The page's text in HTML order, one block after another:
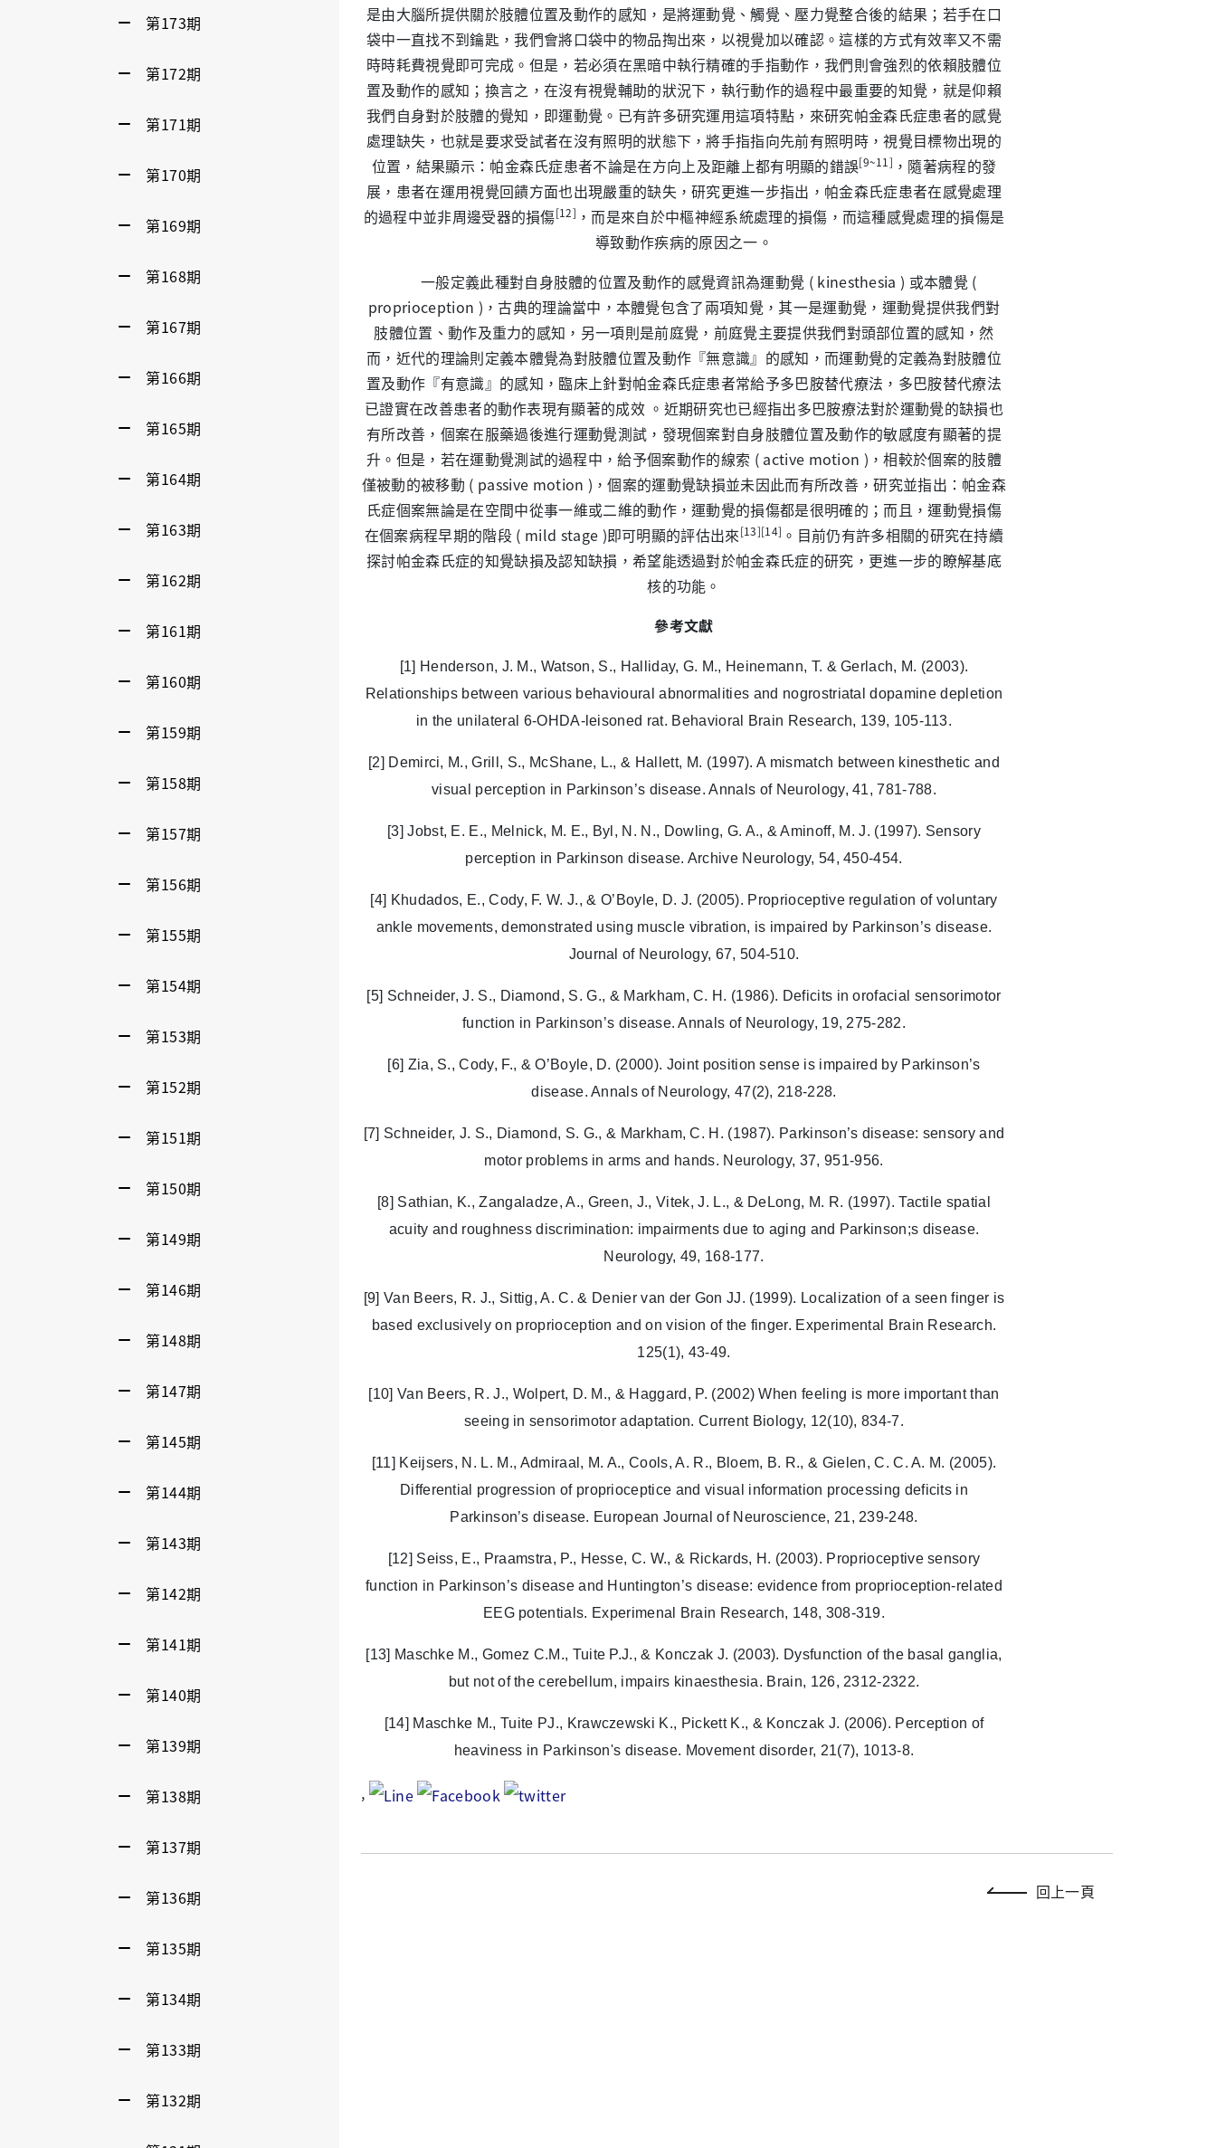
第173期
第172期
第171期
第170期
第169期
第168期
第167期
第166期
第165期
第164期
第163期
第162期
第161期
第160期
第159期
第158期
第157期
第156期
第155期
第154期
第153期
第152期
第151期
第150期
第149期
第146期
第148期
第147期
第145期
第144期
第143期
第142期
第141期
第140期
第139期
第138期
第137期
第136期
第135期
第134期
第133期
第132期
是由大腦所提供關於肢體位置及動作的感知，是將運動覺、觸覺、壓力覺整合後的結果；若手在口
袋中一直找不到鑰匙，我們會將口袋中的物品掏出來，以視覺加以確認。這樣的方式有效率又不需
時時耗費視覺即可完成。但是，若必須在黑暗中執行精確的手指動作，我們則會強烈的依賴肢體位
置及動作的感知；換言之，在沒有視覺輔助的狀況下，執行動作的過程中最重要的知覺，就是仰賴
我們自身對於肢體的覺知，即運動覺。已有許多研究運用這項特點，來研究帕金森氏症患者的感覺
處理缺失，也就是要求受試者在沒有照明的狀態下，將手指指向先前有照明時，視覺目標物出現的
位置，結果顯示：帕金森氏症患者不論是在方向上及距離上都有明顯的錯誤[9~11] ，隨著病程的發
展，患者在運用視覺回饋方面也出現嚴重的缺失，研究更進一步指出，帕金森氏症患者在感覺處理
的過程中並非周邊受器的損傷[12] ，而是來自於中樞神經系統處理的損傷，而這種感覺處理的損傷是
導致動作疾病的原因之一。
一般定義此種對自身肢體的位置及動作的感覺資訊為運動覺 ( kinesthesia ) 或本體覺 (
proprioception )，古典的理論當中，本體覺包含了兩項知覺，其一是運動覺，運動覺提供我們對
肢體位置、動作及重力的感知，另一項則是前庭覺，前庭覺主要提供我們對頭部位置的感知，然
而，近代的理論則定義本體覺為對肢體位置及動作『無意識』的感知，而運動覺的定義為對肢體位
置及動作『有意識』的感知，臨床上針對帕金森氏症患者常給予多巴胺替代療法，多巴胺替代療法
已證實在改善患者的動作表現有顯著的成效 。近期研究也已經指出多巴胺療法對於運動覺的缺損也
有所改善，個案在服藥過後進行運動覺測試，發現個案對自身肢體位置及動作的敏感度有顯著的提
升。但是，若在運動覺測試的過程中，給予個案動作的線索 ( active motion )，相較於個案的肢體
僅被動的被移動 ( passive motion )，個案的運動覺缺損並未因此而有所改善，研究並指出：帕金森
氏症個案無論是在空間中從事一維或二維的動作，運動覺的損傷都是很明確的；而且，運動覺損傷
在個案病程早期的階段 ( mild stage )即可明顯的評估出來[13][14] 。目前仍有許多相關的研究在持續
探討帕金森氏症的知覺缺損及認知缺損，希望能透過對於帕金森氏症的研究，更進一步的瞭解基底
核的功能。
參考文獻
[1] Henderson, J. M., Watson, S., Halliday, G. M., Heinemann, T. & Gerlach, M. (2003).
Relationships between various behavioural abnormalities and nogrostriatal dopamine depletion
in the unilateral 6-OHDA-leisoned rat. Behavioral Brain Research, 139, 105-113.
[2] Demirci, M., Grill, S., McShane, L., & Hallett, M. (1997). A mismatch between kinesthetic and
visual perception in Parkinson’s disease. Annals of Neurology, 41, 781-788.
[3] Jobst, E. E., Melnick, M. E., Byl, N. N., Dowling, G. A., & Aminoff, M. J. (1997). Sensory
perception in Parkinson disease. Archive Neurology, 54, 450-454.
[4] Khudados, E., Cody, F. W. J., & O’Boyle, D. J. (2005). Proprioceptive regulation of voluntary
ankle movements, demonstrated using muscle vibration, is impaired by Parkinson’s disease.
Journal of Neurology, 67, 504-510.
[5] Schneider, J. S., Diamond, S. G., & Markham, C. H. (1986). Deficits in orofacial sensorimotor
function in Parkinson’s disease. Annals of Neurology, 19, 275-282.
[6] Zia, S., Cody, F., & O’Boyle, D. (2000). Joint position sense is impaired by Parkinson’s
disease. Annals of Neurology, 47(2), 218-228.
[7] Schneider, J. S., Diamond, S. G., & Markham, C. H. (1987). Parkinson’s disease: sensory and
motor problems in arms and hands. Neurology, 37, 951-956.
[8] Sathian, K., Zangaladze, A., Green, J., Vitek, J. L., & DeLong, M. R. (1997). Tactile spatial
acuity and roughness discrimination: impairments due to aging and Parkinson;s disease.
Neurology, 49, 168-177.
[9] Van Beers, R. J., Sittig, A. C. & Denier van der Gon JJ. (1999). Localization of a seen finger is
based exclusively on proprioception and on vision of the finger. Experimental Brain Research.
125(1), 43-49.
[10] Van Beers, R. J., Wolpert, D. M., & Haggard, P. (2002) When feeling is more important than
seeing in sensorimotor adaptation. Current Biology, 12(10), 834-7.
[11] Keijsers, N. L. M., Admiraal, M. A., Cools, A. R., Bloem, B. R., & Gielen, C. C. A. M. (2005).
Differential progression of proprioceptice and visual information processing deficits in
Parkinson’s disease. European Journal of Neuroscience, 21, 239-248.
[12] Seiss, E., Praamstra, P., Hesse, C. W., & Rickards, H. (2003). Proprioceptive sensory
function in Parkinson’s disease and Huntington’s disease: evidence from proprioception-related
EEG potentials. Experimenal Brain Research, 148, 308-319.
[13] Maschke M., Gomez C.M., Tuite P.J., & Konczak J. (2003). Dysfunction of the basal ganglia,
but not of the cerebellum, impairs kinaesthesia. Brain, 126, 2312-2322.
[14] Maschke M., Tuite PJ., Krawczewski K., Pickett K., & Konczak J. (2006). Perception of
heaviness in Parkinson's disease. Movement disorder, 21(7), 1013-8.
,
回上一頁